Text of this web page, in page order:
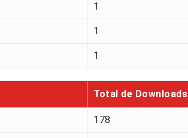
1
1
1
Total de Downloads
178